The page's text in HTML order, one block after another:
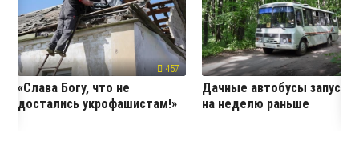
457
«Слава Богу, что не
достались укрофашистам!»
Дачные автобусы
на неделю раньше